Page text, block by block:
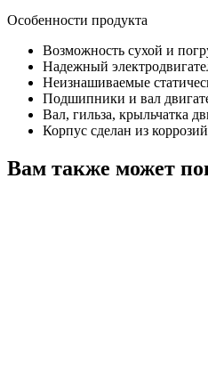
Особенности продукта
Возможность сухой и
Надежный
Неизнашиваемые
Подшипники и вал
Вал, гильза, крыльчатка
Корпус сделан из
Вам также может